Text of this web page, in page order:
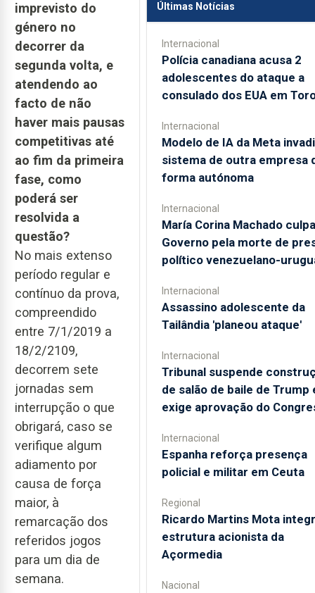
imprevisto do
género no
decorrer da
segunda volta, e
atendendo ao
facto de não
haver mais pausas
competitivas até
ao fim da primeira
fase, como
poderá ser
resolvida a
questão?
No mais extenso
período regular e
contínuo da prova,
compreendido
entre 7/1/2019 a
18/2/2109,
decorrem sete
jornadas sem
interrupção o que
obrigará, caso se
verifique algum
adiamento por
causa de força
maior, à
remarcação dos
referidos jogos
para um dia de
semana.
Últimas Notícias
Internacional
Polícia canadiana acusa 2
adolescentes do ataque a
consulado dos EUA em
Internacional
Modelo de IA da Meta
sistema de outra empresa
forma autónoma
Internacional
María Corina Machado culpa
Governo pela morte de
político venezuelano-
Internacional
Assassino adolescente da
Tailândia 'planeou ataque'
Internacional
Tribunal suspende
de salão de baile de Trump
exige aprovação do
Internacional
Espanha reforça presença
policial e militar em Ceuta
Regional
Ricardo Martins Mota
estrutura acionista da
Açormedia
Nacional